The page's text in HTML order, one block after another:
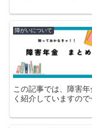
障がいについて
この記事では、障害
く紹介していますの